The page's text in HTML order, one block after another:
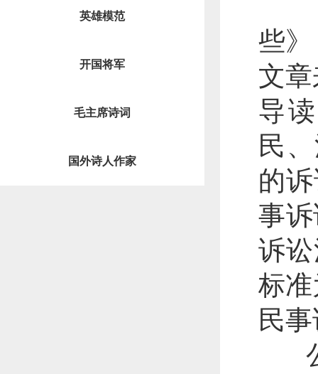
英雄模范
开国将军
毛主席诗词
国外诗人作家
些》
文
导
民
的
事
诉
标
民
公